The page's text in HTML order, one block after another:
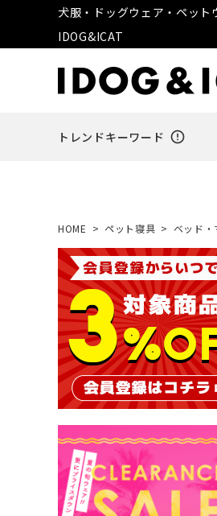
犬服・ドッグウェア・ペッ
IDOG&ICAT
トレンドキーワード error_outline
HOME ペット寝具 ベッド